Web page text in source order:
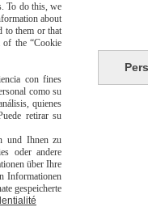
livraison à domicile
To do this, we
about
to them or that
the “Cookie
con fines
como su
quienes
retirar su
und Ihnen zu
oder andere
über Ihre
Informationen
gespeicherte